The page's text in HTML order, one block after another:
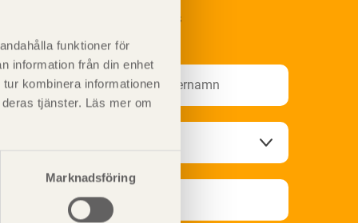
funktioner för
information från din enhet
kombinera informationen
tjänster. Läs mer om
Marknadsföring
på Svenskt Träs